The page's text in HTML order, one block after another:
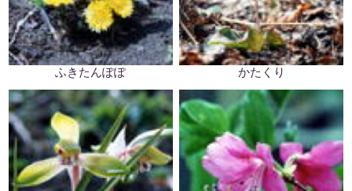
ふきたんぽぽ かたくり